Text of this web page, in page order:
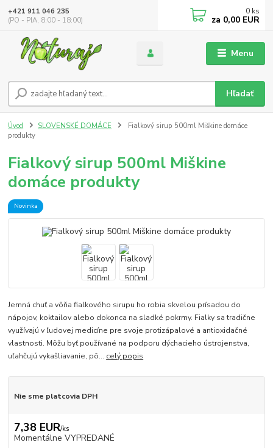
Menu
Hľadať
+421 911 046 235
(PO - PIA, 8:00 - 18:00)
0 ks
za 0,00 EUR
Úvod SLOVENSKÉ DOMÁCE
Fialkový sirup 500ml Miškine domáce
produkty
Fialkový sirup 500ml Miškine
domáce produkty
Novinka
Jemná chuť a vôňa fialkového sirupu ho robia skvelou prísadou do
nápojov, koktailov alebo dokonca na sladké pokrmy. Fialky sa tradične
využívajú v ľudovej medicíne pre svoje protizápalové a antioxidačné
vlastnosti. Môžu byť používané na podporu dýchacieho ústrojenstva,
uľahčujú vykašliavanie, pô... celý popis
Nie sme platcovia DPH
7,38 EUR/ks
Momentálne VYPREDANÉ